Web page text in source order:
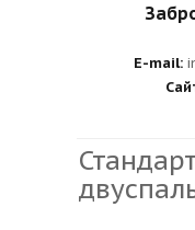
E-mail: